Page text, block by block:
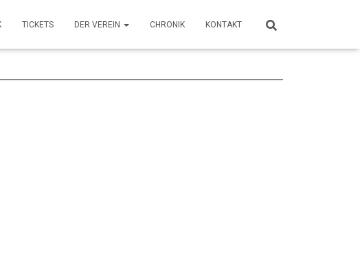
TICKETS DER VEREIN CHRONIK KONTAKT